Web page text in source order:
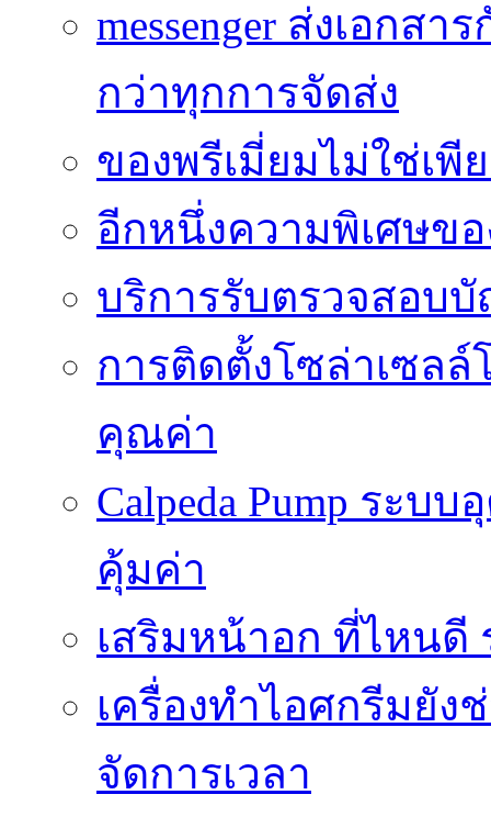
messenger ส่งเอกส
กว่าทุกการจัดส่ง
ของพรีเมี่ยมไม่ใช่เพี
อีกหนึ่งความพิเศษข
บริการรับตรวจสอบ
การติดตั้งโซล่าเซลล์
คุณค่า
Calpeda Pump ระบ
คุ้มค่า
เสริมหน้าอก ที่ไหนดี
เครื่องทำไอศกรีมยัง
จัดการเวลา